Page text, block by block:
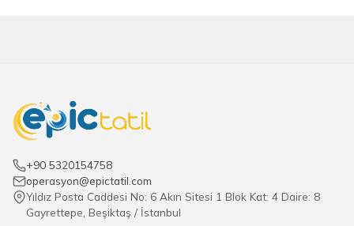
+90 5320154758
operasyon@epictatil.com
Yıldız Posta Caddesi No: 6 Akın Sitesi 1 Blok Kat: 4 Daire: 8
Gayrettepe, Beşiktaş / İstanbul